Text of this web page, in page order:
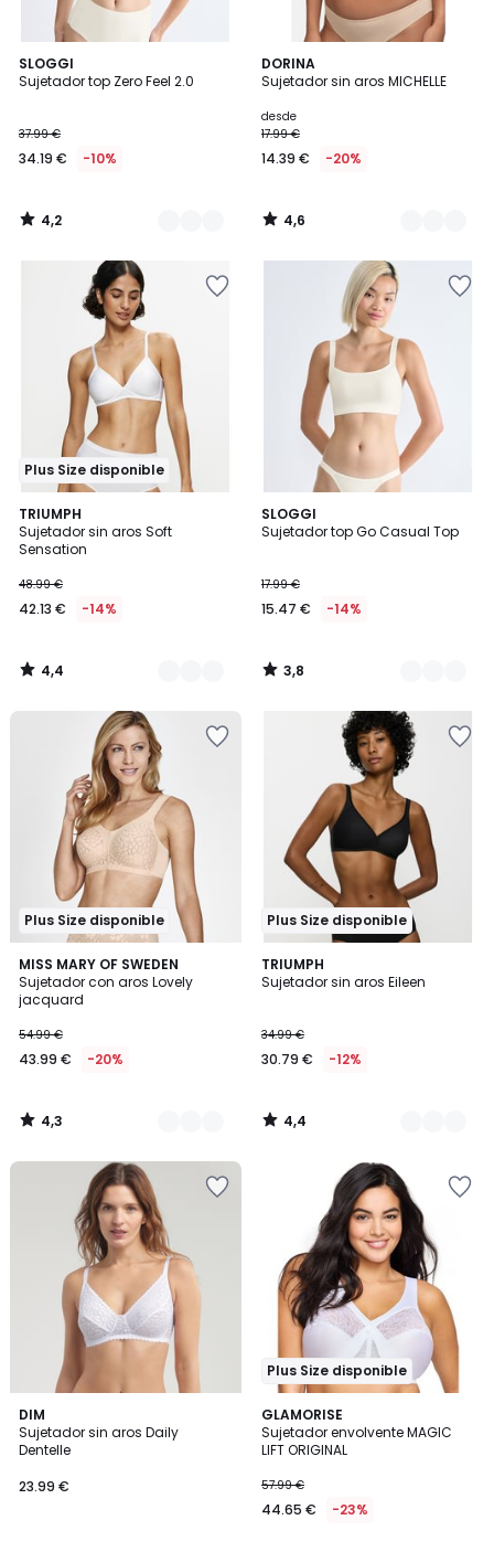
SLOGGI
Sujetador top Zero Feel 2.0
37.99 €
34.19 € -10%
4,2
/ 5
3
Colores
4,2
/
DORINA
Sujetador sin aros MICHELLE
desde
17.99 €
14.39 € -20%
4,6
/ 5
2
Colores
4,6
/
Plus Size disponible
TRIUMPH
Sujetador sin aros Soft
Sensation
48.99 €
42.13 € -14%
4,4
/ 5
2
Colores
4,4
/
SLOGGI
Sujetador top Go Casual Top
17.99 €
15.47 € -14%
3,8
/ 5
2
Colores
3,8
/
Plus Size disponible
MISS MARY OF SWEDEN
Sujetador con aros Lovely
jacquard
54.99 €
43.99 € -20%
4,3
/ 5
2
Colores
4,3
/
Plus Size disponible
TRIUMPH
Sujetador sin aros Eileen
34.99 €
30.79 € -12%
4,4
/ 5
2
Colores
4,4
/
DIM
Sujetador sin aros Daily
Dentelle
23.99 €
4,4
/ 5
4
Colores
Plus Size disponible
GLAMORISE
Sujetador envolvente MAGIC
LIFT ORIGINAL
57.99 €
44.65 € -23%
4,2
/ 5
3
Colores